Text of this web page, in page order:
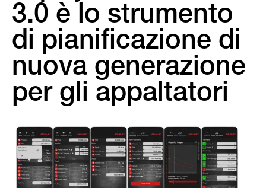
3.0 è lo strumento
di pianificazione di
nuova generazione
per gli appaltatori